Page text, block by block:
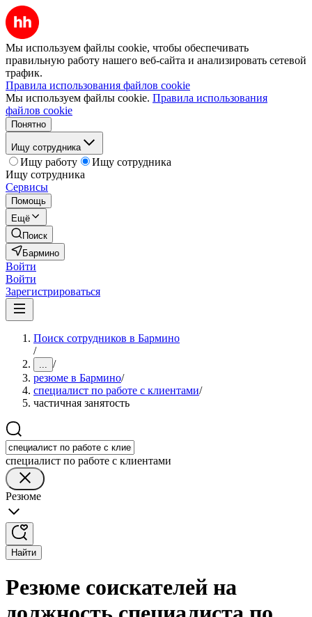
Мы используем файлы cookie, чтобы обеспечивать
правильную работу нашего веб-сайта и анализировать сетевой
трафик.
Правила использования файлов cookie
Мы используем файлы cookie. Правила использования
файлов cookie
Понятно
Ищу сотрудника
Ищу работу
Ищу сотрудника
Ищу сотрудника
Сервисы
Помощь
Ещё
Поиск
Бармино
Войти
Войти
Зарегистрироваться
Поиск сотрудников в Бармино
/
... /
резюме в Бармино/
специалист по работе с клиентами/
частичная занятость
специалист по работе с клиентами
Резюме
Найти
Резюме соискателей на